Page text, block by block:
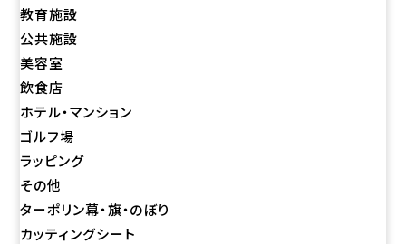
教育施設
公共施設
美容室
飲食店
ホテル・マンション
ゴルフ場
ラッピング
その他
ターポリン幕・旗・のぼり
カッティングシート